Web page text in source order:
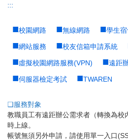
:::
校園網路 無線網路 學生
網站服務 校友信箱申請系統
虛擬校園網路服務(VPN) 遠距
伺服器檢定考試 TWAREN
服務對象
教職員工有遠距辦公需求者（轉換為校
時上線。
帳號無須另外申請，請使用單一入口